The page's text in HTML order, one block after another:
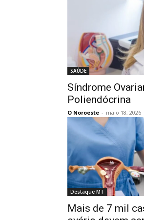
SAÚDE
Síndrome
Poliendócrina
O Noroeste - maio 18, 2026
Destaque MT
Mais de 7 mil